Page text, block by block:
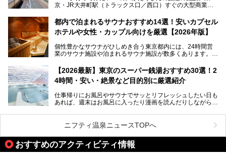
本記事では、そもそもこれらがどんな銭湯なのか、その気に
いおしゃれな名店15選を、おすすめの順番で一挙にご紹介
します。
京・JR大井町駅（トラックス口／西口）すぐの大型商業施
ツァ大井町トラックス」がニューオープン。施設の様子をレ
ポ―トします。
都内で泊まれるサウナおすすめ14選！安いカプセル
ホテルや女性・カップル向けを厳選【2026年版】
個性豊かなサウナがひしめき合う東京都内には、24時間営
業のサウナ施設や泊まれるサウナ施設が数多くあります。
を旅の目的とする「サ旅」や自分へのご褒美のための宿泊な
ど、自分の好きなタイミングで好きなだけサ活ができるのが
魅力です。
最近では、男性専用施設だけでなく、カップルや女性に嬉し
い個室サウナも増えてきました。
ら、特におすすめしたい施設14選をご紹介します。
してみてください。
【2026最新】東京のスーパー銭湯おすすめ30選！2
4時間・安い・絶景など目的別に厳選紹介
仕事帰りにお風呂やサウナでサッとリフレッシュしたい日も
あれば、週末はお風呂に入ったり漫画を読んだりしながら一
また、終電を逃してしまい、「このまま朝までゆっくりでき
る場所があれば」と探した経験がある人も多いのではないで
しょうか。
そこで本記事では、東京でおすすめのスーパー銭湯を、目的
ニフティ温泉ニュースTOPへ
おすすめのアクティビティ情報